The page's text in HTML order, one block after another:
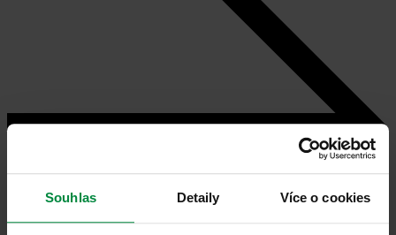
Souhlas Detaily Více o cookies